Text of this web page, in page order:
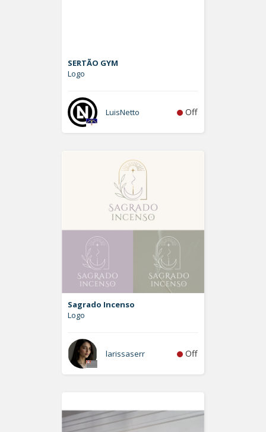
SERTÃO GYM
Logo
LuisNetto Off
Sagrado Incenso
Logo
larissaserr Off